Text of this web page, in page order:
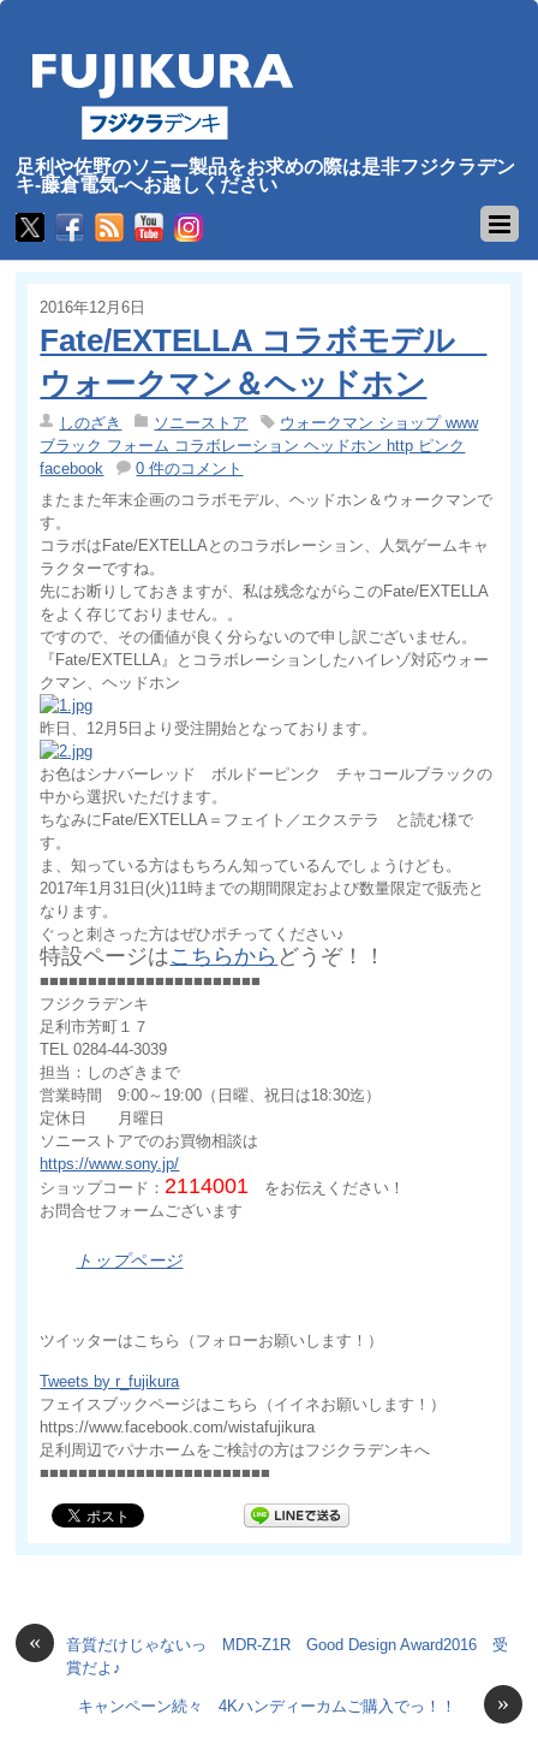
足利や佐野のソニー製品をお求めの際は是非フジクラデン
キ-藤倉電気-へお越しください
2016年12月6日
Fate/EXTELLA コラボモデル
ウォークマン＆ヘッドホン
しのざき ソニーストア
ウォークマン ショップ www
ブラック フォーム コラボレーション ヘッドホン http ピンク
facebook
0 件のコメント
またまた年末企画のコラボモデル、ヘッドホン＆ウォークマンで
す。
コラボはFate/EXTELLAとのコラボレーション、人気ゲームキャ
ラクターですね。
先にお断りしておきますが、私は残念ながらこのFate/EXTELLA
をよく存じておりません。。
ですので、その価値が良く分らないので申し訳ございません。
『Fate/EXTELLA』とコラボレーションしたハイレゾ対応ウォー
クマン、ヘッドホン
昨日、12月5日より受注開始となっております。
お色はシナバーレッド ボルドーピンク チャコールブラックの
中から選択いただけます。
ちなみにFate/EXTELLA＝フェイト／エクステラ と読む様で
す。
ま、知っている方はもちろん知っているんでしょうけども。
2017年1月31日(火)11時までの期間限定および数量限定で販売と
なります。
ぐっと刺さった方はぜひポチってください♪
特設ページはこちらから どうぞ！！
■■■■■■■■■■■■■■■■■■■■■■■
フジクラデンキ
足利市芳町１７
TEL 0284-44-3039
担当：しのざきまで
営業時間 9:00～19:00（日曜、祝日は18:30迄）
定休日 月曜日
ソニーストアでのお買物相談は
https://www.sony.jp/
ショップコード： 2114001 をお伝えください！
お問合せフォームございます
トップページ
ツイッターはこちら（フォローお願いします！）
Tweets by r_fujikura
フェイスブックページはこちら（イイネお願いします！）
https://www.facebook.com/wistafujikura
足利周辺でパナホームをご検討の方はフジクラデンキへ
■■■■■■■■■■■■■■■■■■■■■■■■
«
音質だけじゃないっ MDR-Z1R Good Design Award2016 受
賞だよ♪
»
キャンペーン続々 4Kハンディーカムご購入でっ！！